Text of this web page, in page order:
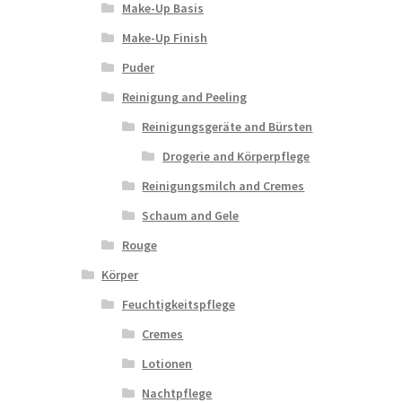
Make-Up Basis
Make-Up Finish
Puder
Reinigung and Peeling
Reinigungsgeräte and Bürsten
Drogerie and Körperpflege
Reinigungsmilch and Cremes
Schaum and Gele
Rouge
Körper
Feuchtigkeitspflege
Cremes
Lotionen
Nachtpflege